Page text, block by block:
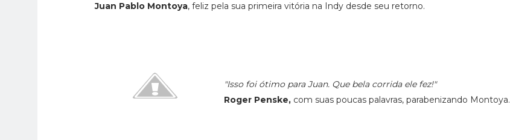
Juan Pablo Montoya, feliz pela sua primeira vitória na Indy desde seu retorno.
"Isso foi ótimo para Juan. Que bela corrida ele fez!"
Roger Penske, com suas poucas palavras, parabenizando Montoya.